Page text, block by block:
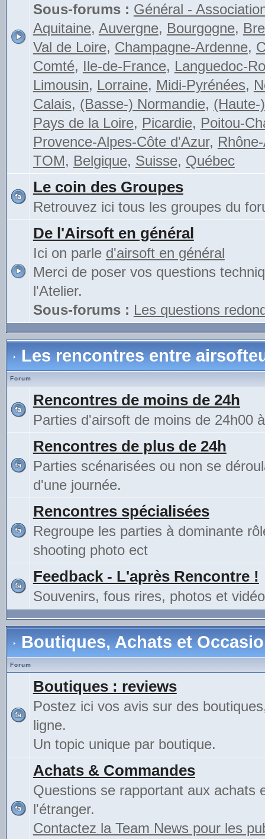
Sous-forums : Général -
Aquitaine, Auvergne, Bourgogne,
Val de Loire, Champagne-Ardenne,
Comté, Ile-de-France, Languedoc-
Limousin, Lorraine, Midi-Pyrénées,
Calais, (Basse-) Normandie, (Haute-
Pays de la Loire, Picardie, Poitou-
Provence-Alpes-Côte d'Azur,
TOM, Belgique, Suisse, Québec
Le coin des Groupes
Retrouvez ici tous les groupes du
De l'Airsoft en général
Ici on parle d'airsoft en général
Merci de poser vos questions
l'Atelier.
Sous-forums : Les questions
Les rencontres entre
Forum
Rencontres de moins de 24h
Parties d'airsoft de moins de 24h00
Rencontres de plus de 24h
Parties scénarisées ou non se
d'une journée.
Rencontres spécialisées
Regroupe les parties à dominante
shooting photo ect
Feedback - L'après Rencontre !
Souvenirs, fous rires, photos et
Boutiques, Achats et
Forum
Boutiques : reviews
Postez ici vos avis sur des
ligne.
Un topic unique par boutique.
Achats & Commandes
Questions se rapportant aux achats
l'étranger.
Contactez la Team News pour les